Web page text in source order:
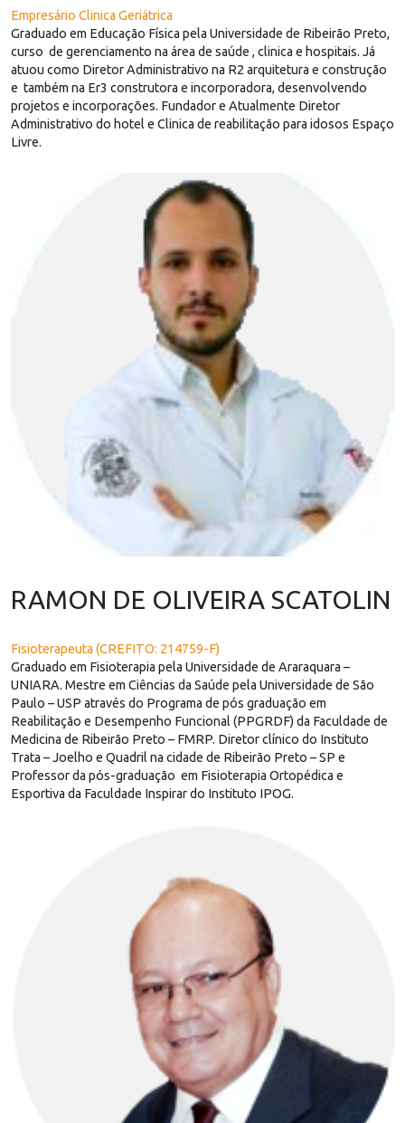
Empresário Clinica Geriátrica
Graduado em Educação Física pela Universidade de Ribeirão Preto,
curso de gerenciamento na área de saúde , clinica e hospitais. Já
atuou como Diretor Administrativo na R2 arquitetura e construção
e também na Er3 construtora e incorporadora, desenvolvendo
projetos e incorporações. Fundador e Atualmente Diretor
Administrativo do hotel e Clinica de reabilitação para idosos Espaço
Livre.
RAMON DE OLIVEIRA SCATOLIN
Fisioterapeuta (CREFITO: 214759-F)
Graduado em Fisioterapia pela Universidade de Araraquara –
UNIARA. Mestre em Ciências da Saúde pela Universidade de São
Paulo – USP através do Programa de pós graduação em
Reabilitação e Desempenho Funcional (PPGRDF) da Faculdade de
Medicina de Ribeirão Preto – FMRP. Diretor clínico do Instituto
Trata – Joelho e Quadril na cidade de Ribeirão Preto – SP e
Professor da pós-graduação em Fisioterapia Ortopédica e
Esportiva da Faculdade Inspirar do Instituto IPOG.